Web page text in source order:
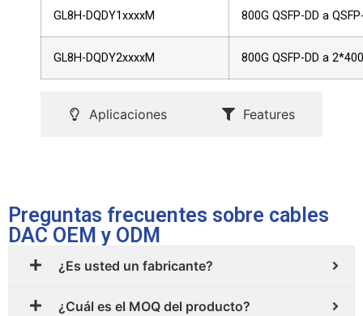
GL8H-DQDY1xxxxM 800G QSFP-DD a
GL8H-DQDY2xxxxM 800G QSFP-DD a
Aplicaciones Features
Preguntas frecuentes sobre cables
DAC OEM y ODM
¿Es usted un fabricante?
¿Cuál es el MOQ del producto?